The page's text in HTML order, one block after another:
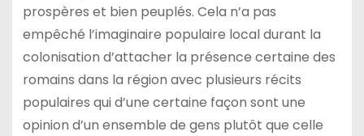
prospères et bien peuplés. Cela n’a pas
empêché l’imaginaire populaire local durant la
colonisation d’attacher la présence certaine des
romains dans la région avec plusieurs récits
populaires qui d’une certaine façon sont une
opinion d’un ensemble de gens plutôt que celle